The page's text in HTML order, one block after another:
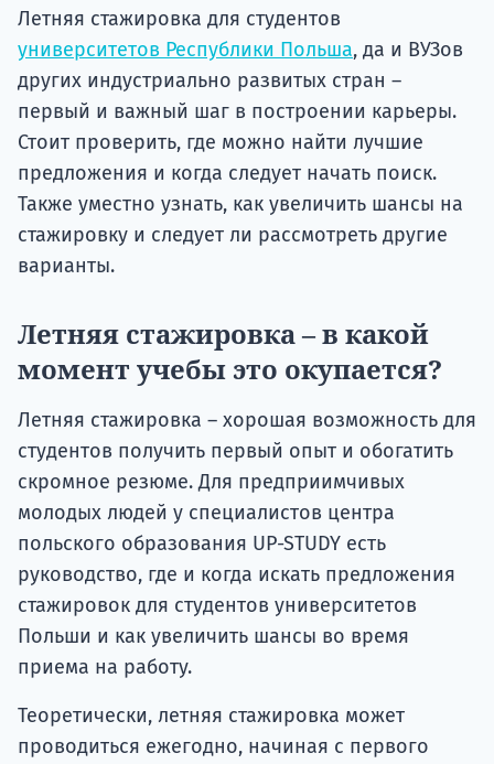
Летняя стажировка для студентов
университетов Республики Польша, да и ВУЗов
других индустриально развитых стран –
первый и важный шаг в построении карьеры.
Стоит проверить, где можно найти лучшие
предложения и когда следует начать поиск.
Также уместно узнать, как увеличить шансы на
стажировку и следует ли рассмотреть другие
варианты.
Летняя стажировка – в какой
момент учебы это окупается?
Летняя стажировка – хорошая возможность для
студентов получить первый опыт и обогатить
скромное резюме. Для предприимчивых
молодых людей у специалистов центра
польского образования UP-STUDY есть
руководство, где и когда искать предложения
стажировок для студентов университетов
Польши и как увеличить шансы во время
приема на работу.
Теоретически, летняя стажировка может
проводиться ежегодно, начиная с первого